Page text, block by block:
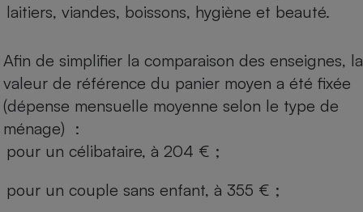
laitiers, viandes, boissons, hygiène et beauté.
Afin de simplifier la comparaison des enseignes, la
valeur de référence du panier moyen a été fixée
(dépense mensuelle moyenne selon le type de
ménage) :
pour un célibataire, à 204 € ;
pour un couple sans enfant, à 355 € ;